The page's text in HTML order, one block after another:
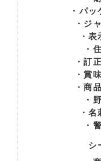
パッ
ジ
表
訂
賞
商
名
シ